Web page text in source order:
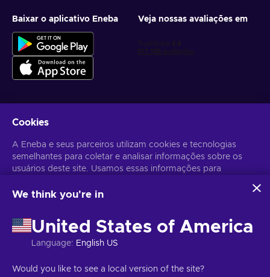
Baixar o aplicativo Eneba Veja nossas avaliações em
Receba ofertas personalizadas de jogos
Inscrever-se
Você pode cancelar sua inscrição a qualquer momento. Acesse
Copyright © 2026 Eneba. Todos os direitos reservados.
Cookies
A Eneba e seus parceiros utilizam cookies e tecnologias
semelhantes para coletar e analisar informações sobre os
usuários deste site. Usamos essas informações para
Seus dados pessoais também podem ser usados para a
Ao clicar em "Aceitar todos", você concorda com o uso
dessas tecnologias pela Eneba e seus parceiros. Você pode
ajustar seu consentimento clicando em "Personalizar".
dados, consulteSegurança e Privacidade do Google
We think you're in
United States of America
Language: English US
Would you like to see a local version of the site?